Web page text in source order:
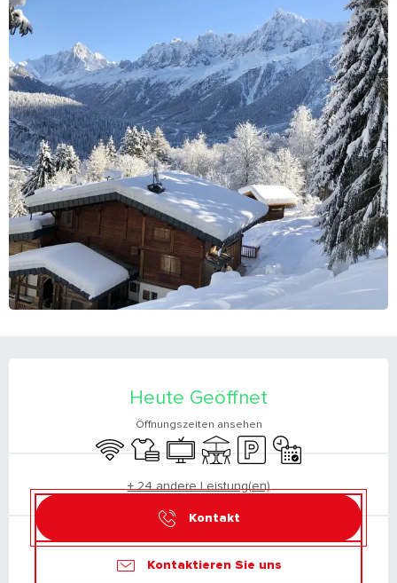
Heute Geöffnet
Öffnungszeiten ansehen
Wi-Fi Bettwäsche und Laken
FernsehenTerrasseParkplatzNur mit Reservierung
+ 24 andere Leistung(en)
Kontakt
Kontaktieren Sie uns